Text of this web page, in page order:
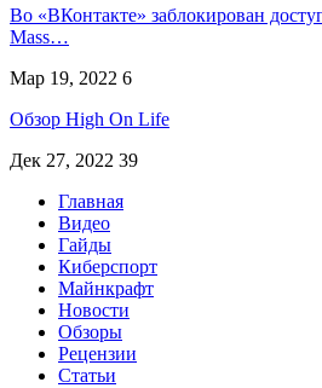
Во «ВКонтакте» заблокирован
Mass…
Мар 19, 2022 6
Обзор High On Life
Дек 27, 2022 39
Главная
Видео
Гайды
Киберспорт
Майнкрафт
Новости
Обзоры
Рецензии
Статьи